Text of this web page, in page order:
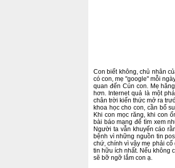
Con biết không, chủ nhân
có con, mẹ "google" mỗi
quan đến Cún con. Mẹ
hơn. Internet quả là một
chân trời kiến thức mở ra
khoa học cho con, cần bổ
Khi con mọc răng, khi con
bài báo mạng để tìm xem
Người ta vẫn khuyến cáo
bệnh vì những nguồn tin
chứ, chính vì vậy mẹ phải
tin hữu ích nhất. Nếu không
sẽ bỡ ngỡ lắm con ạ.